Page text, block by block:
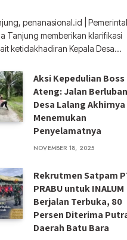
penanasional.id |
Tanjung memberikan klarifikasi
ketidakhadiran Kepala Desa…
Aksi Kepedulian Boss
Ateng: Jalan
Desa Lalang Akhirnya
Menemukan
Penyelamatnya
NOVEMBER 18, 2025
Rekrutmen Satpam
PRABU untuk INALUM
Berjalan Terbuka, 80
Persen Diterima
Daerah Batu Bara